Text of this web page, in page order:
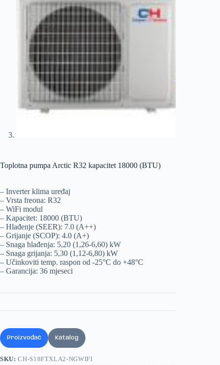
Toplotna pumpa Arctic R32 kapacitet 18000 (BTU)
– Inverter klima uređaj
– Vrsta freona: R32
– WiFi modul
– Kapacitet: 18000 (BTU)
– Hlađenje (SEER): 7.0 (A++)
– Grijanje (SCOP): 4.0 (A+)
– Snaga hlađenja: 5,20 (1,26-6,60) kW
– Snaga grijanja: 5,30 (1,12-6,80) kW
– Učinkoviti temp. raspon od -25°C do +48°C
– Garancija: 36 mjeseci
Proizvođač Katalog
SKU:CH-S18FTXLA2-NGWIFI